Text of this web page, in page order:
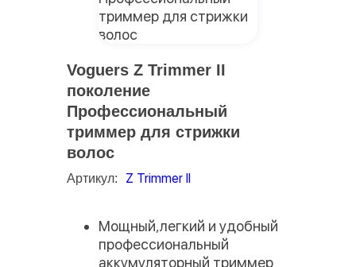
Voguers Z Trimmer II
поколение
Профессиональный
триммер для стрижки
волос
Артикул: Z Trimmer II
Мощный,легкий и удобный
профессиональный
аккумуляторный триммер